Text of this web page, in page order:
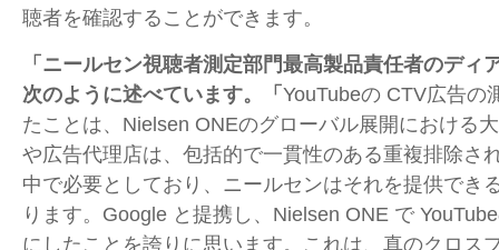
聴者を確認することができます。
「ニールセン視聴者測定部門最高製品責任者のディ
次のように述べています。「 YouTubeの CTV広告の
たことは、 Nielsen ONEのグローバル展開における
や広告代理店は、包括的で一貫性のある重複排除さ
中で必要としており、ニールセンはそれを提供でき
ります。 Google と提携し、 Nielsen ONE で YouTube
にしたことを誇りに思います。これは、真のクロス